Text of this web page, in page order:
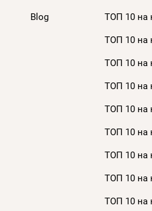
Blog ТОП 10 на
ТОП 10 на
ТОП 10 на
ТОП 10 на
ТОП 10 на
ТОП 10 на
ТОП 10 на
ТОП 10 на
ТОП 10 на